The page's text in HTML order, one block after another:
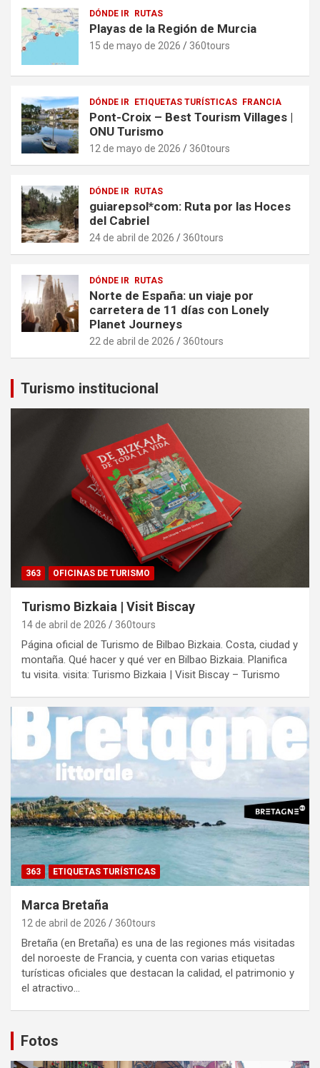
DÓNDE IR RUTAS
Playas de la Región de Murcia
15 de mayo de 2026 360tours
DÓNDE IR ETIQUETAS TURÍSTICAS FRANCIA
Pont-Croix – Best Tourism Villages |
ONU Turismo
12 de mayo de 2026 360tours
DÓNDE IR RUTAS
guiarepsol*com: Ruta por las Hoces
del Cabriel
24 de abril de 2026 360tours
DÓNDE IR RUTAS
Norte de España: un viaje por
carretera de 11 días con Lonely
Planet Journeys
22 de abril de 2026 360tours
Turismo institucional
363 OFICINAS DE TURISMO
Turismo Bizkaia | Visit Biscay
14 de abril de 2026 360tours
Página oficial de Turismo de Bilbao Bizkaia. Costa, ciudad y
montaña. Qué hacer y qué ver en Bilbao Bizkaia. Planifica
tu visita. visita: Turismo Bizkaia | Visit Biscay – Turismo
363 ETIQUETAS TURÍSTICAS
Marca Bretaña
12 de abril de 2026 360tours
Bretaña (en Bretaña) es una de las regiones más visitadas
del noroeste de Francia, y cuenta con varias etiquetas
turísticas oficiales que destacan la calidad, el patrimonio y
el atractivo…
Fotos